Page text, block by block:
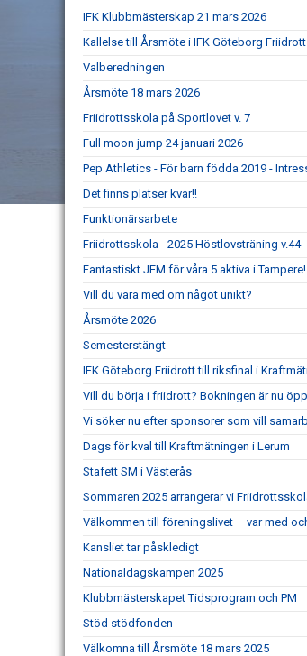
IFK Klubbmästerskap 21 mars 2026
Kallelse till Årsmöte i IFK Göteborg
Valberedningen
Årsmöte 18 mars 2026
Friidrottsskola på Sportlovet v. 7
Full moon jump 24 januari 2026
Pep Athletics - För barn födda 2019 -
Det finns pIatser kvar!!
Funktionärsarbete
Friidrottsskola - 2025 Höstlovsträning v.44
Fantastiskt JEM för våra 5 aktiva i Tampere!
Vill du vara med om något unikt?
Årsmöte 2026
Semesterstängt
IFK Göteborg Friidrott till riksfinal i
Vill du börja i friidrott? Bokningen är nu
Vi söker nu efter sponsorer som vill
Dags för kval till Kraftmätningen i Lerum
Stafett SM i Västerås
Sommaren 2025 arrangerar vi
Välkommen till föreningslivet – var med
Kansliet tar påskledigt
Nationaldagskampen 2025
Klubbmästerskapet Tidsprogram och PM
Stöd stödfonden
Välkomna till Årsmöte 18 mars 2025